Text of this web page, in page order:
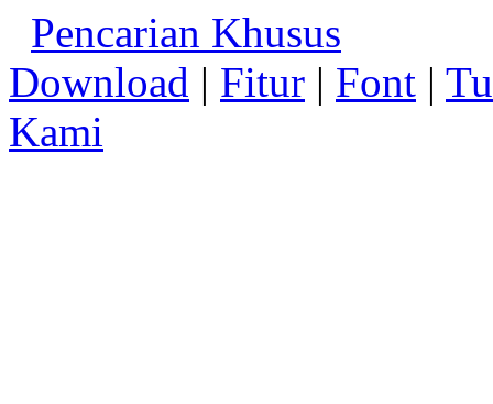
Pencarian Khusus
Download | Fitur | Font |
Kami